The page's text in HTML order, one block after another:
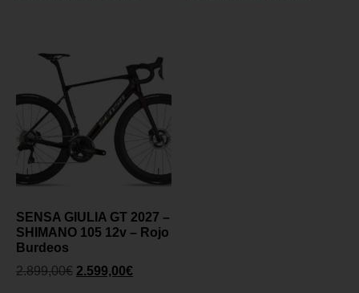
SENSA GIULIA GT 2027 –
SHIMANO 105 12v – Rojo
Burdeos
2.899,00€ 2.599,00€